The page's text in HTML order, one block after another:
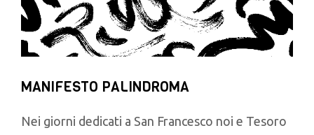
MANIFESTO PALINDROMA
Nei giorni dedicati a San Francesco noi e Tesoro